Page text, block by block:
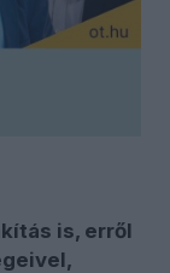
is, erről